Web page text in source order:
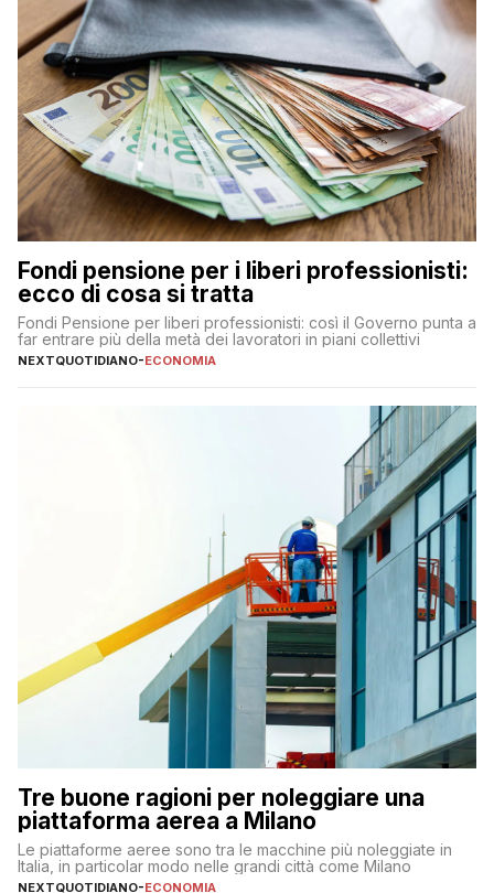
Fondi pensione per i liberi professionisti:
ecco di cosa si tratta
Fondi Pensione per liberi professionisti: così il Governo punta a
far entrare più della metà dei lavoratori in piani collettivi
NEXTQUOTIDIANO-ECONOMIA
Tre buone ragioni per noleggiare una
piattaforma aerea a Milano
Le piattaforme aeree sono tra le macchine più noleggiate in
Italia, in particolar modo nelle grandi città come Milano
NEXTQUOTIDIANO-ECONOMIA